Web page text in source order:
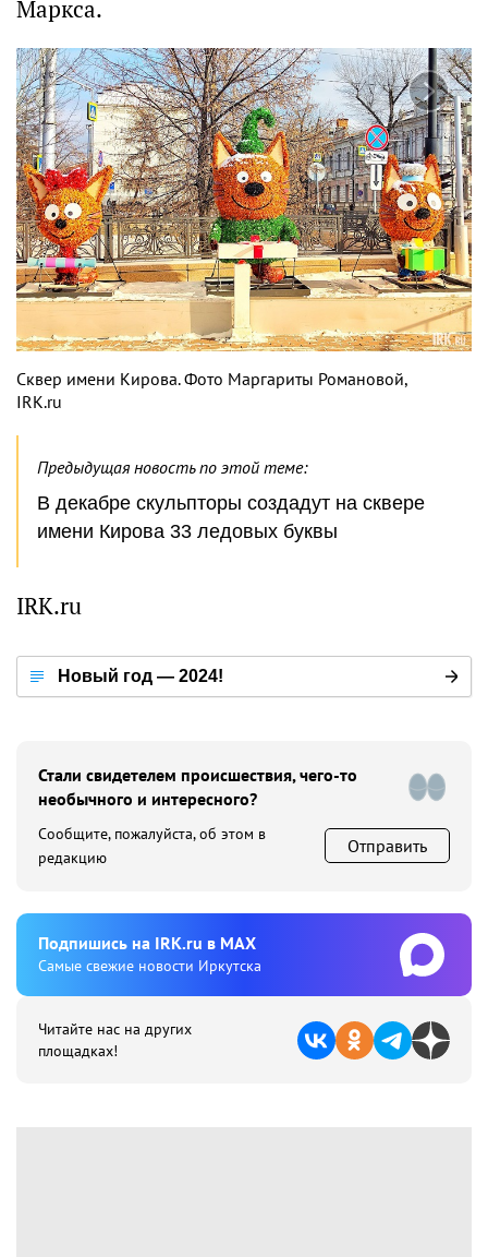
Маркса.
Сквер имени Кирова. Фото Маргариты Романовой,
IRK.ru
Предыдущая новость по этой теме:
В декабре скульпторы создадут на сквере
имени Кирова 33 ледовых буквы
IRK.ru
Новый год — 2024!
Стали свидетелем происшествия, чего-то
необычного и интересного?
Сообщите, пожалуйста, об этом в
редакцию
Отправить
Подпишиcь на IRK.ru в MAX
Cамые свежие новости Иркутска
Читайте нас на других
площадках!